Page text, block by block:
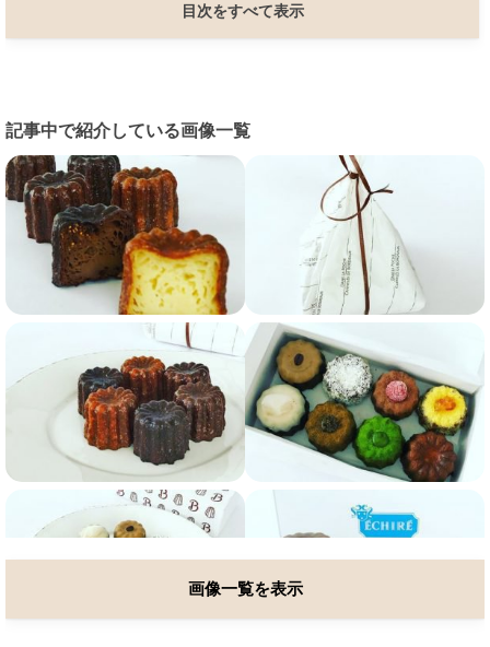
目次をすべて表示
記事中で紹介している画像一覧
画像一覧を表示